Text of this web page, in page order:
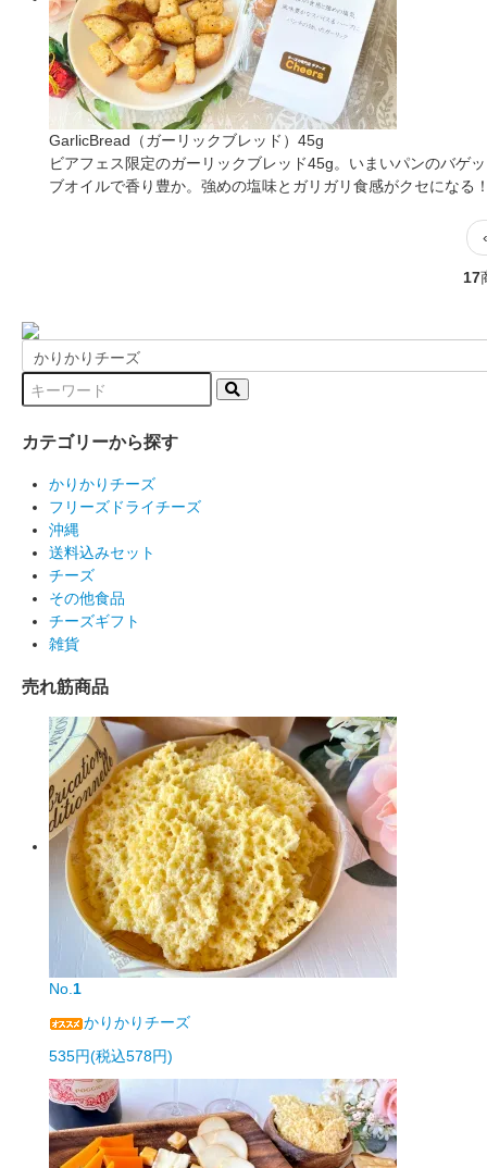
GarlicBread（ガーリックブレッド）45g
ビアフェス限定のガーリックブレッド45g。いまいパンのバゲ
ブオイルで香り豊か。強めの塩味とガリガリ食感がクセになる
17
カテゴリーから探す
かりかりチーズ
フリーズドライチーズ
沖縄
送料込みセット
チーズ
その他食品
チーズギフト
雑貨
売れ筋商品
No.1
かりかりチーズ
535円(税込578円)